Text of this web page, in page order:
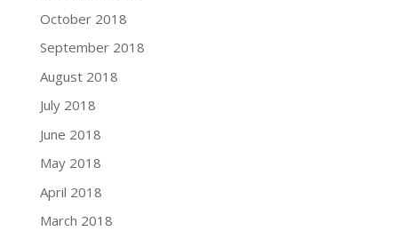
October 2018
September 2018
August 2018
July 2018
June 2018
May 2018
April 2018
March 2018